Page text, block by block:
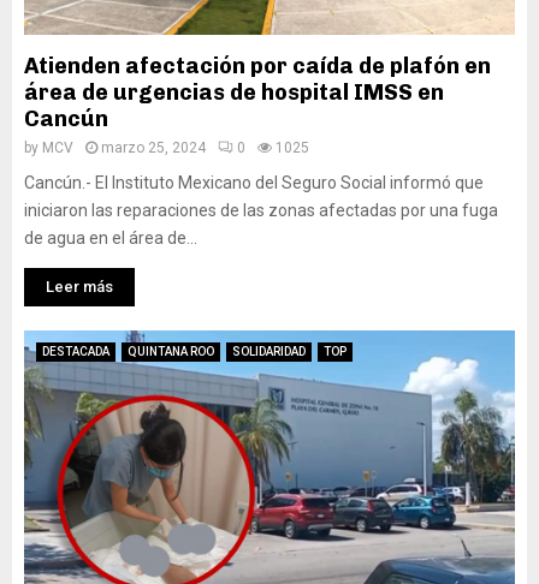
Atienden afectación por caída de plafón en
área de urgencias de hospital IMSS en
Cancún
by MCV marzo 25, 2024 0 1025
Cancún.- El Instituto Mexicano del Seguro Social informó que
iniciaron las reparaciones de las zonas afectadas por una fuga
de agua en el área de...
Leer más
DESTACADA QUINTANA ROO SOLIDARIDAD TOP